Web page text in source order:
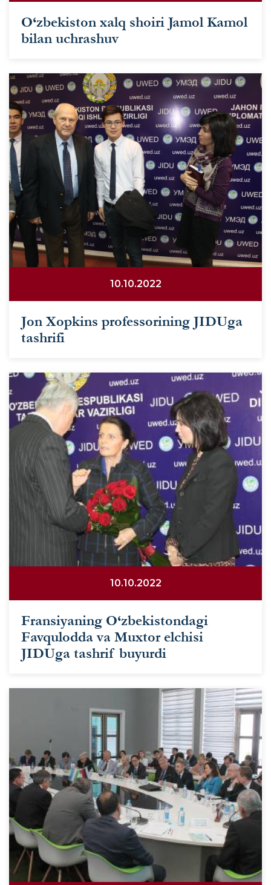
O‘zbekiston xalq shoiri Jamol Kamol
bilan uchrashuv
10.10.2022
Jon Xopkins professorining JIDUga
tashrifi
10.10.2022
Fransiyaning O‘zbekistondagi
Favqulodda va Muxtor elchisi
JIDUga tashrif buyurdi